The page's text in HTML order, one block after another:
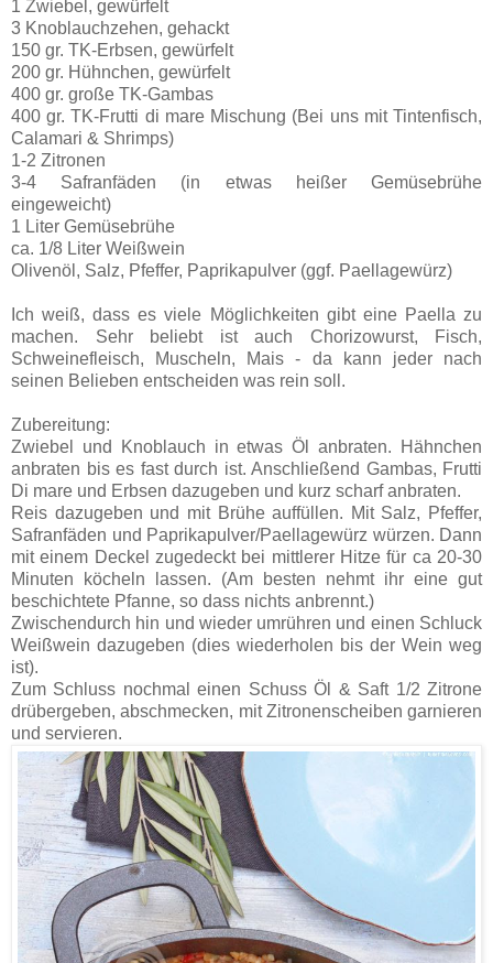
1 Zwiebel, gewürfelt
3 Knoblauchzehen, gehackt
150 gr. TK-Erbsen, gewürfelt
200 gr. Hühnchen, gewürfelt
400 gr. große TK-Gambas
400 gr. TK-Frutti di mare Mischung (Bei uns mit Tintenfisch,
Calamari & Shrimps)
1-2 Zitronen
3-4 Safranfäden (in etwas heißer Gemüsebrühe
eingeweicht)
1 Liter Gemüsebrühe
ca. 1/8 Liter Weißwein
Olivenöl, Salz, Pfeffer, Paprikapulver (ggf. Paellagewürz)
Ich weiß, dass es viele Möglichkeiten gibt eine Paella zu
machen. Sehr beliebt ist auch Chorizowurst, Fisch,
Schweinefleisch, Muscheln, Mais - da kann jeder nach
seinen Belieben entscheiden was rein soll.
Zubereitung:
Zwiebel und Knoblauch in etwas Öl anbraten. Hähnchen
anbraten bis es fast durch ist. Anschließend Gambas, Frutti
Di mare und Erbsen dazugeben und kurz scharf anbraten.
Reis dazugeben und mit Brühe auffüllen. Mit Salz, Pfeffer,
Safranfäden und Paprikapulver/Paellagewürz würzen. Dann
mit einem Deckel zugedeckt bei mittlerer Hitze für ca 20-30
Minuten köcheln lassen. (Am besten nehmt ihr eine gut
beschichtete Pfanne, so dass nichts anbrennt.)
Zwischendurch hin und wieder umrühren und einen Schluck
Weißwein dazugeben (dies wiederholen bis der Wein weg
ist).
Zum Schluss nochmal einen Schuss Öl & Saft 1/2 Zitrone
drübergeben, abschmecken, mit Zitronenscheiben garnieren
und servieren.